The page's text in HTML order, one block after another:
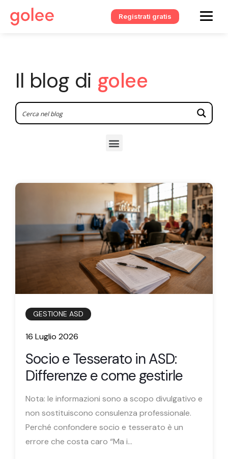
Registrati gratis
Il blog di golee
GESTIONE ASD
16 Luglio 2026
Socio e Tesserato in ASD:
Differenze e come gestirle
Nota: le informazioni sono a scopo divulgativo e
non sostituiscono consulenza professionale.
Perché confondere socio e tesserato è un
errore che costa caro “Ma i...